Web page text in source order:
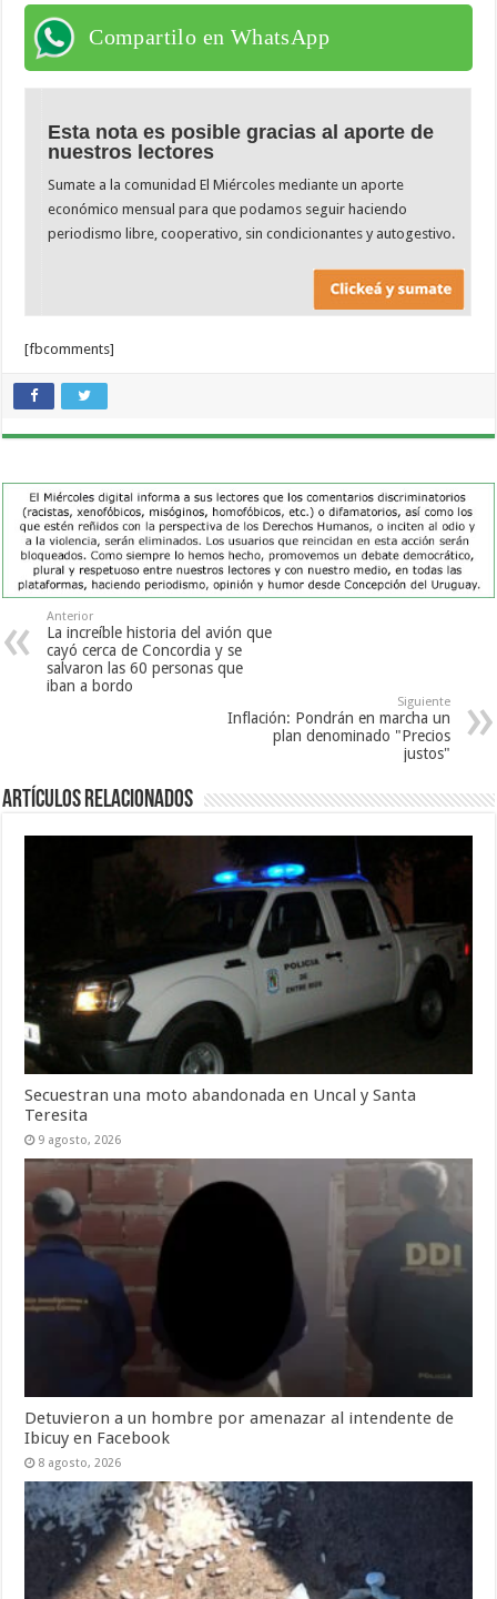
Compartilo en WhatsApp
Esta nota es posible gracias al aporte de
nuestros lectores
Sumate a la comunidad El Miércoles mediante un aporte
económico mensual para que podamos seguir haciendo
periodismo libre, cooperativo, sin condicionantes y autogestivo.
[fbcomments]
Anterior
La increíble historia del avión que
cayó cerca de Concordia y se
salvaron las 60 personas que
iban a bordo
Siguiente
Inflación: Pondrán en marcha un
plan denominado "Precios
justos"
Artículos Relacionados
Secuestran una moto abandonada en Uncal y Santa
Teresita
9 agosto, 2026
Detuvieron a un hombre por amenazar al intendente de
Ibicuy en Facebook
8 agosto, 2026